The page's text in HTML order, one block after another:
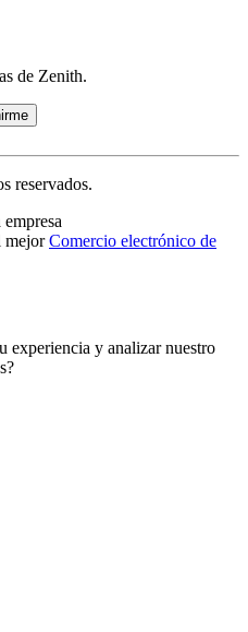
de Zenith.
reservados.
mejorComercio electrónico de
experiencia y analizar nuestro